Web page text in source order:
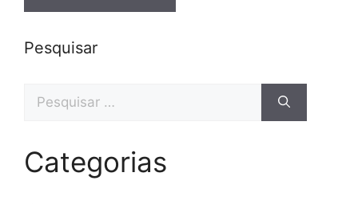
Pesquisar
Categorias